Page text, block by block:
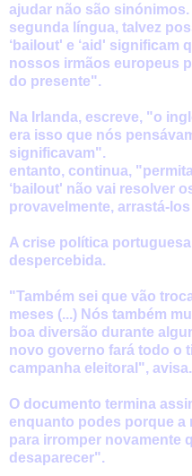
ajudar não são
segunda língua, talvez
‘bailout' e ‘aid' significam
nossos irmãos europeus
do presente".
Na Irlanda, escreve, "o
era isso que nós
entanto, continua,
‘bailout' não vai resolver
provavelmente, arrastá-
A crise política
despercebida.
"Também sei que vão
meses (...) Nós também
boa diversão durante
novo governo fará todo o
campanha eleitoral", avisa.
O documento termina
enquanto podes porque a
para irromper novamente
desaparecer".